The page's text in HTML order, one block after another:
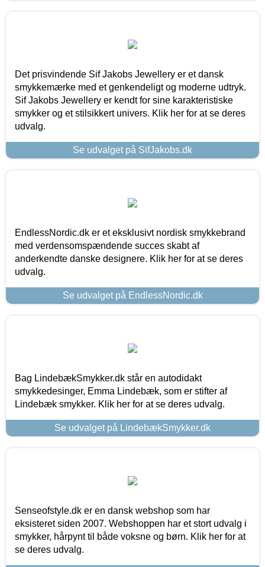
Det prisvindende Sif Jakobs Jewellery er et dansk
smykkemærke med et genkendeligt og moderne udtryk.
Sif Jakobs Jewellery er kendt for sine karakteristiske
smykker og et stilsikkert univers. Klik her for at se deres
udvalg.
Se udvalget på SifJakobs.dk
EndlessNordic.dk er et eksklusivt nordisk smykkebrand
med verdensomspændende succes skabt af
anderkendte danske designere. Klik her for at se deres
udvalg.
Se udvalget på EndlessNordic.dk
Bag LindebækSmykker.dk står en autodidakt
smykkedesinger, Emma Lindebæk, som er stifter af
Lindebæk smykker. Klik her for at se deres udvalg.
Se udvalget på LindebækSmykker.dk
Senseofstyle.dk er en dansk webshop som har
eksisteret siden 2007. Webshoppen har et stort udvalg i
smykker, hårpynt til både voksne og børn. Klik her for at
se deres udvalg.